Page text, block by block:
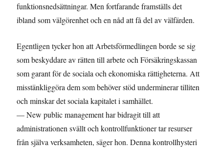
funktionsnedsättningar. Men fortfarande framställs det
ibland som välgörenhet och en nåd att få del av välfärden.
Egentligen tycker hon att Arbetsförmedlingen borde se sig
som beskyddare av rätten till arbete och Försäkringskassan
som garant för de sociala och ekonomiska rättigheterna. Att
misstänkliggöra dem som behöver stöd underminerar tilliten
och minskar det sociala kapitalet i samhället.
— New public management har bidragit till att
administrationen svällt och kontrollfunktioner tar resurser
från själva verksamheten, säger hon. Denna kontrollhysteri